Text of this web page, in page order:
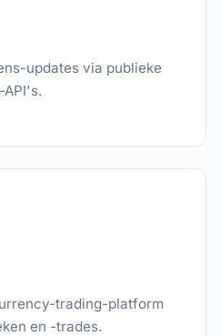
updates via publieke
trading-platform
en -trades.